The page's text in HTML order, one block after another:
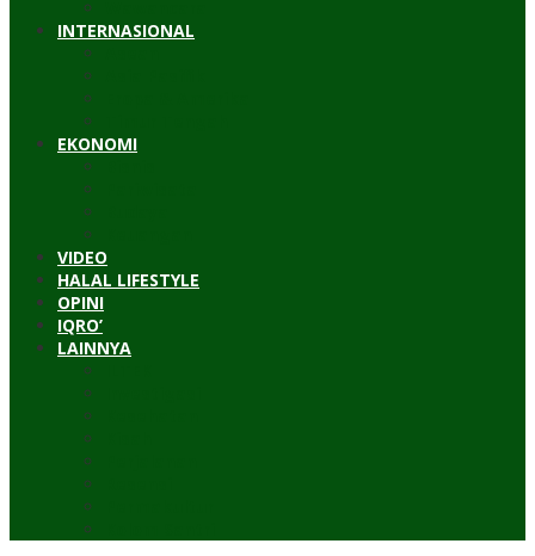
INTERNASIONAL
EKONOMI
VIDEO
HALAL LIFESTYLE
OPINI
IQRO’
LAINNYA